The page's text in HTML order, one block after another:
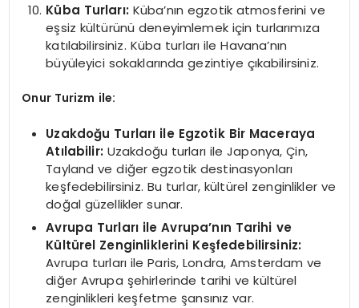
Küba Turları: Küba’nın egzotik atmosferini ve
eşsiz kültürünü deneyimlemek için turlarımıza
katılabilirsiniz. Küba turları ile Havana’nın
büyüleyici sokaklarında gezintiye çıkabilirsiniz.
Onur Turizm ile:
Uzakdoğu Turları ile Egzotik Bir Maceraya
Atılabilir: Uzakdoğu turları ile Japonya, Çin,
Tayland ve diğer egzotik destinasyonları
keşfedebilirsiniz. Bu turlar, kültürel zenginlikler ve
doğal güzellikler sunar.
Avrupa Turları ile Avrupa’nın Tarihi ve
Kültürel Zenginliklerini Keşfedebilirsiniz:
Avrupa turları ile Paris, Londra, Amsterdam ve
diğer Avrupa şehirlerinde tarihi ve kültürel
zenginlikleri keşfetme şansınız var.